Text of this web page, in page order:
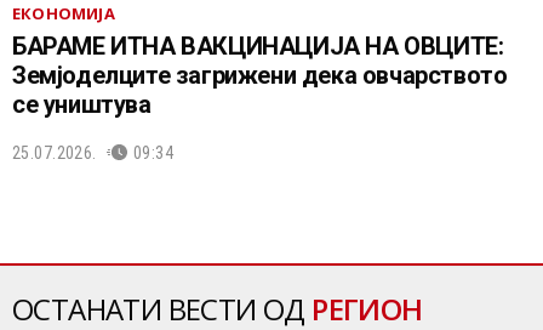
ЕКОНОМИЈА
БАРАМЕ ИТНА ВАКЦИНАЦИЈА НА ОВЦИТЕ:
Земјоделците загрижени дека овчарството
се уништува
25.07.2026. 09:34
ОСТАНАТИ ВЕСТИ ОД РЕГИОН